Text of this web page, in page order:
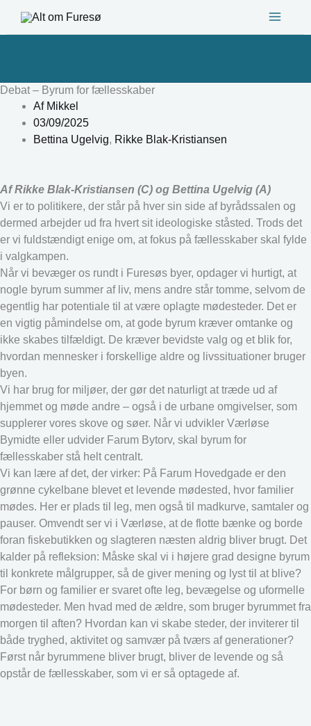
Debat – Byrum for fællesskaber
AfMikkel
03/09/2025
Bettina Ugelvig, Rikke Blak-Kristiansen
Af Rikke Blak-Kristiansen (C) og Bettina Ugelvig (A)
Vi er to politikere, der står på hver sin side af byrådssalen og
dermed arbejder ud fra hvert sit ideologiske ståsted. Trods det
er vi fuldstændigt enige om, at fokus på fællesskaber skal fylde
i valgkampen.
Når vi bevæger os rundt i Furesøs byer, opdager vi hurtigt, at
nogle byrum summer af liv, mens andre står tomme, selvom de
egentlig har potentiale til at være oplagte mødesteder. Det er
en vigtig påmindelse om, at gode byrum kræver omtanke og
ikke skabes tilfældigt. De kræver bevidste valg og et blik for,
hvordan mennesker i forskellige aldre og livssituationer bruger
byen.
Vi har brug for miljøer, der gør det naturligt at træde ud af
hjemmet og møde andre – også i de urbane omgivelser, som
supplerer vores skove og søer. Når vi udvikler Værløse
Bymidte eller udvider Farum Bytorv, skal byrum for
fællesskaber stå helt centralt.
Vi kan lære af det, der virker: På Farum Hovedgade er den
grønne cykelbane blevet et levende mødested, hvor familier
mødes. Her er plads til leg, men også til madkurve, samtaler og
pauser. Omvendt ser vi i Værløse, at de flotte bænke og borde
foran fiskebutikken og slagteren næsten aldrig bliver brugt. Det
kalder på refleksion: Måske skal vi i højere grad designe byrum
til konkrete målgrupper, så de giver mening og lyst til at blive?
For børn og familier er svaret ofte leg, bevægelse og uformelle
mødesteder. Men hvad med de ældre, som bruger byrummet fra
morgen til aften? Hvordan kan vi skabe steder, der inviterer til
både tryghed, aktivitet og samvær på tværs af generationer?
Først når byrummene bliver brugt, bliver de levende og så
opstår de fællesskaber, som vi er så optagede af.